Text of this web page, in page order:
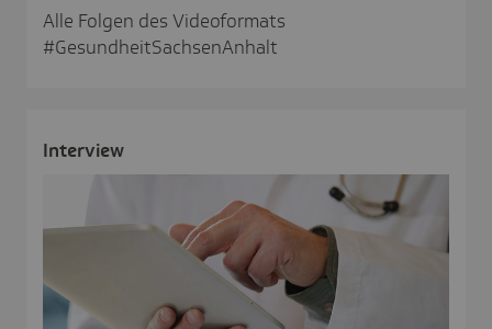
Alle Folgen des Videoformats
#GesundheitSachsenAnhalt
Inter­view